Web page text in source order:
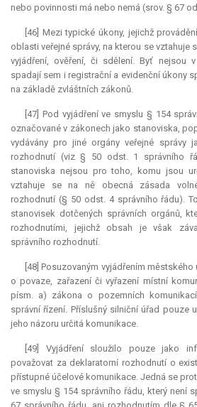
nebo povinnosti má nebo nemá (srov. § 67
[46] Mezi typické úkony, jejichž
oblasti veřejné správy, na kterou se vztahuje
vyjádření, ověření, či sdělení. Byť nejsou
spadají sem i registrační a evidenční úkony
na základě zvláštních zákonů.
[47] Pod vyjádření ve smyslu § 154
označované v zákonech jako stanoviska,
vydávány pro jiné orgány veřejné správy
rozhodnutí (viz § 50 odst. 1 správního
stanoviska nejsou pro toho, komu jsou
vztahuje se na ně obecná zásada
rozhodnutí (§ 50 odst. 4 správního řádu).
stanovisek dotčených správních orgánů,
rozhodnutími, jejichž obsah je však
správního rozhodnutí.
[48] Posuzovaným vyjádřením
o povaze, zařazení či vyřazení místní
písm. a) zákona o pozemních
správní řízení. Příslušný silniční úřad pouze
jeho názoru určitá komunikace.
[49] Vyjádření sloužilo pouze jako
považovat za deklaratorní rozhodnutí o
přístupné účelové komunikace. Jedná se
ve smyslu § 154 správního řádu, který není